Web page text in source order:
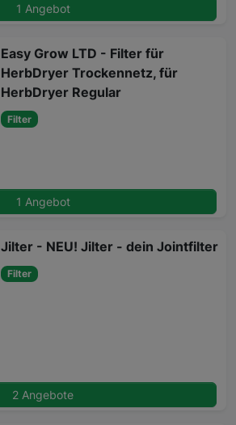
1 Angebot
Easy Grow LTD - Filter für
HerbDryer Trockennetz, für
HerbDryer Regular
Filter
1 Angebot
Jilter - NEU! Jilter - dein Jointfilter
Filter
2 Angebote